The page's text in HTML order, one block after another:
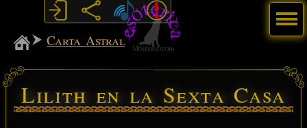
MiSabueso
Carta Astral
Lilith en la Sexta Casa
Menú